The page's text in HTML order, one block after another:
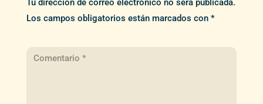
Tu dirección de correo electrónico no será publicada.
Los campos obligatorios están marcados con *